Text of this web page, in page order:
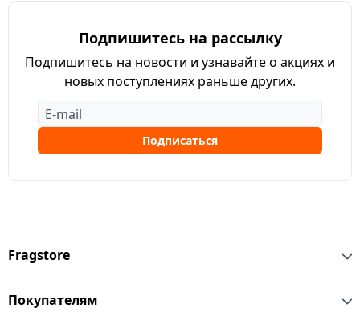
Подпишитесь на рассылку
Подпишитесь на новости и узнавайте о акциях и
новых поступлениях раньше других.
Подписаться
Fragstore
Покупателям